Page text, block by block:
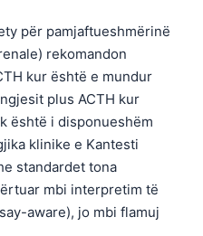
për pamjaftueshmërinë
rekomandon
kur është e mundur
plus ACTH kur
është i disponueshëm
klinike e Kantesti
standardet tona
mbi interpretim të
aware), jo mbi flamuj